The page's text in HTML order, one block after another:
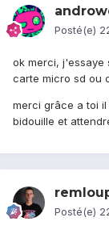
Posté(e)
ok merci, j'essaye
carte micro sd ou
merci grâce a toi
bidouille et
Posté(e)